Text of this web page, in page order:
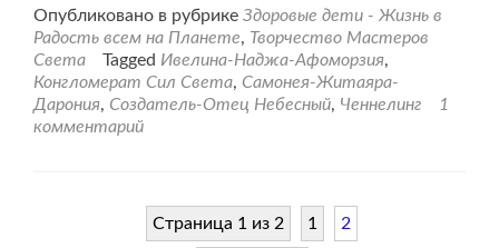
проЗдоровье
нашим
детям.
Сеанс
от
Опубликовано в рубрике Здоровые дети - Жизнь в
Радость всем на Планете, Творчество Мастеров
Света
Tagged Ивелина-Наджа-Афоморзия,
Конгломерат Сил Света, Самонея-Житаяра-
Дарония, Создатель-Отец Небесный, Ченнелинг
1
комментарий
Страница 1 из 2 1 2